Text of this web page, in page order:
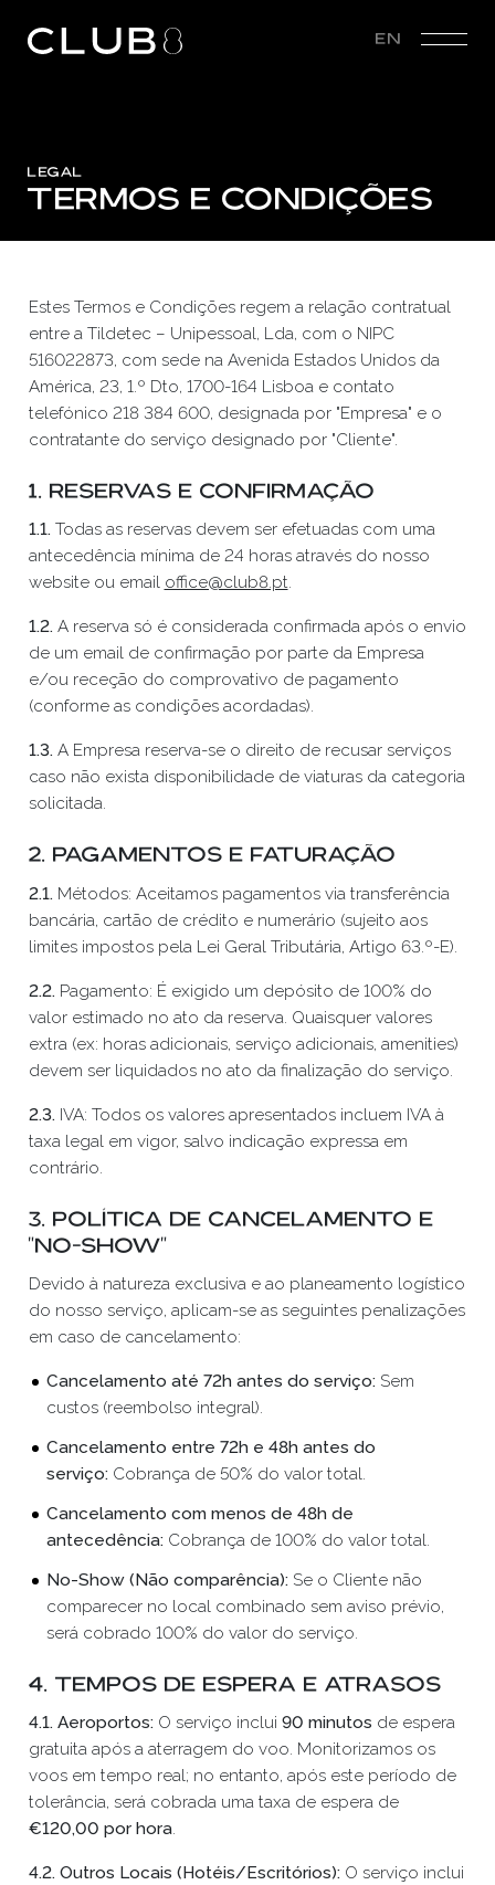
EN
LEGAL
TERMOS E CONDIÇÕES
Estes Termos e Condições regem a relação contratual
entre a Tildetec – Unipessoal, Lda, com o NIPC
516022873, com sede na Avenida Estados Unidos da
América, 23, 1.º Dto, 1700-164 Lisboa e contato
telefónico 218 384 600, designada por "Empresa" e o
contratante do serviço designado por "Cliente".
1. Reservas e Confirmação
1.1. Todas as reservas devem ser efetuadas com uma
antecedência mínima de 24 horas através do nosso
website ou email office@club8.pt.
1.2. A reserva só é considerada confirmada após o envio
de um email de confirmação por parte da Empresa
e/ou receção do comprovativo de pagamento
(conforme as condições acordadas).
1.3. A Empresa reserva-se o direito de recusar serviços
caso não exista disponibilidade de viaturas da categoria
solicitada.
2. Pagamentos e Faturação
2.1. Métodos: Aceitamos pagamentos via transferência
bancária, cartão de crédito e numerário (sujeito aos
limites impostos pela Lei Geral Tributária, Artigo 63.º-E).
2.2. Pagamento: É exigido um depósito de 100% do
valor estimado no ato da reserva. Quaisquer valores
extra (ex: horas adicionais, serviço adicionais, amenities)
devem ser liquidados no ato da finalização do serviço.
2.3. IVA: Todos os valores apresentados incluem IVA à
taxa legal em vigor, salvo indicação expressa em
contrário.
3. Política de Cancelamento e
"No-Show"
Devido à natureza exclusiva e ao planeamento logístico
do nosso serviço, aplicam-se as seguintes penalizações
em caso de cancelamento:
Cancelamento até 72h antes do serviço: Sem
custos (reembolso integral).
Cancelamento entre 72h e 48h antes do
serviço: Cobrança de 50% do valor total.
Cancelamento com menos de 48h de
antecedência: Cobrança de 100% do valor total.
No-Show (Não comparência): Se o Cliente não
comparecer no local combinado sem aviso prévio,
será cobrado 100% do valor do serviço.
4. Tempos de Espera e Atrasos
4.1. Aeroportos: O serviço inclui 90 minutos de espera
gratuita após a aterragem do voo. Monitorizamos os
voos em tempo real; no entanto, após este período de
tolerância, será cobrada uma taxa de espera de
€120,00 por hora.
4.2. Outros Locais (Hotéis/Escritórios): O serviço inclui